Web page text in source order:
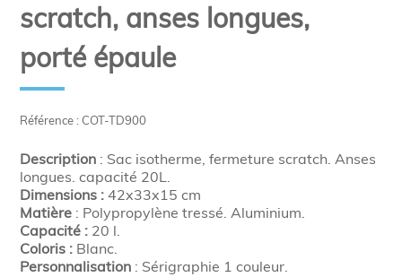
Référence : COT-TD900
scratch, anses longues,
porté épaule
Description : Sac isotherme, fermeture scratch. Anses
longues. capacité 20L.
Dimensions :42x33x15 cm
Matière : Polypropylène tressé. Aluminium.
Capacité : 20 l.
Coloris : Blanc.
Personnalisation : Sérigraphie 1 couleur.